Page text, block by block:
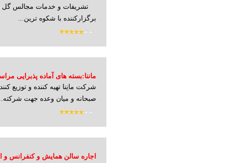
تشریفات و خدمات مجالس گل
برگزارکننده با شکوه ترین...
ماننا:بسته های آماده پذبرایی
و همایش
شرکت مانِنا تهیه کننده و توزیع
صبحانه و میان وعده جهت